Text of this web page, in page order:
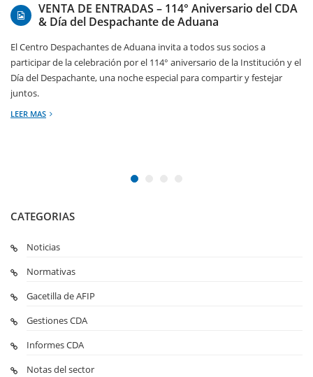
VENTA DE ENTRADAS – 114° Aniversario del CDA
& Día del Despachante de Aduana
El Centro Despachantes de Aduana invita a todos sus socios a
participar de la celebración por el 114° aniversario de la Institución y el
Día del Despachante, una noche especial para compartir y festejar
juntos.
LEER MAS
CATEGORIAS
Noticias
Normativas
Gacetilla de AFIP
Gestiones CDA
Informes CDA
Notas del sector